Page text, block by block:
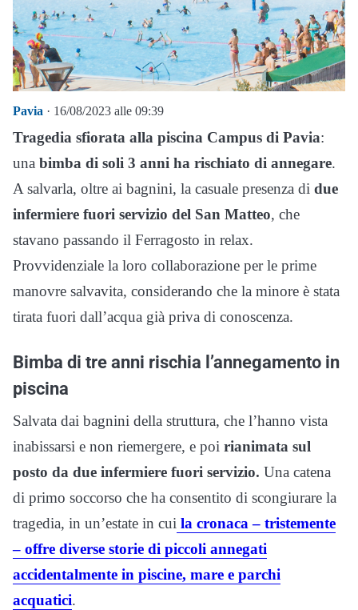
Pavia · 16/08/2023 alle 09:39
Tragedia sfiorata alla piscina Campus di Pavia:
una bimba di soli 3 anni ha rischiato di annegare.
A salvarla, oltre ai bagnini, la casuale presenza di due
infermiere fuori servizio del San Matteo, che
stavano passando il Ferragosto in relax.
Provvidenziale la loro collaborazione per le prime
manovre salvavita, considerando che la minore è stata
tirata fuori dall’acqua già priva di conoscenza.
Bimba di tre anni rischia l’annegamento in
piscina
Salvata dai bagnini della struttura, che l’hanno vista
inabissarsi e non riemergere, e poi rianimata sul
posto da due infermiere fuori servizio. Una catena
di primo soccorso che ha consentito di scongiurare la
tragedia, in un’estate in cui la cronaca – tristemente
– offre diverse storie di piccoli annegati
accidentalmente in piscine, mare e parchi
acquatici.